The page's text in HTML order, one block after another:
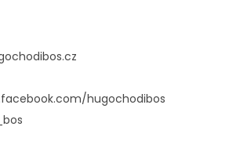
hugochodibos